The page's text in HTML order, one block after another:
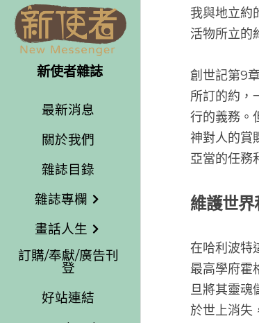
新使者雜誌
最新消息
關於我們
雜誌目錄
雜誌專欄
畫話人生
訂購/奉獻/廣告刊
登
好站連結
Facebook